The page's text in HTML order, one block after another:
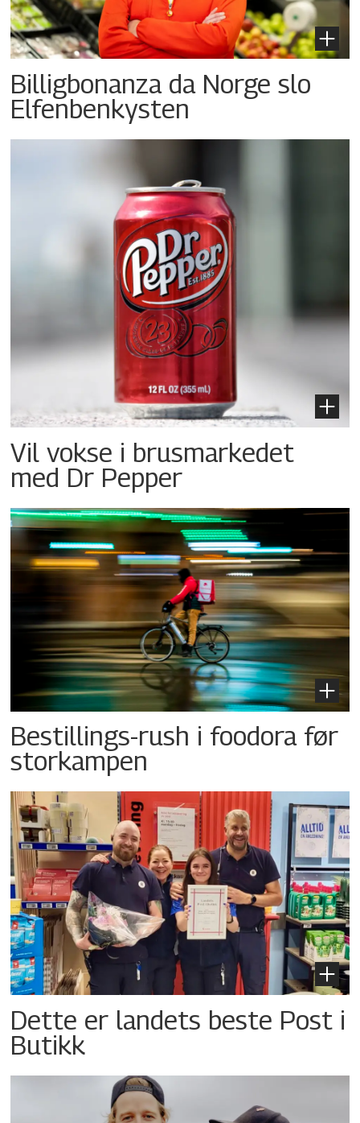
Billigbonanza da Norge slo
Elfenbenkysten
Vil vokse i brusmarkedet
med Dr Pepper
Bestillings-rush i foodora før
storkampen
Dette er landets beste Post i
Butikk